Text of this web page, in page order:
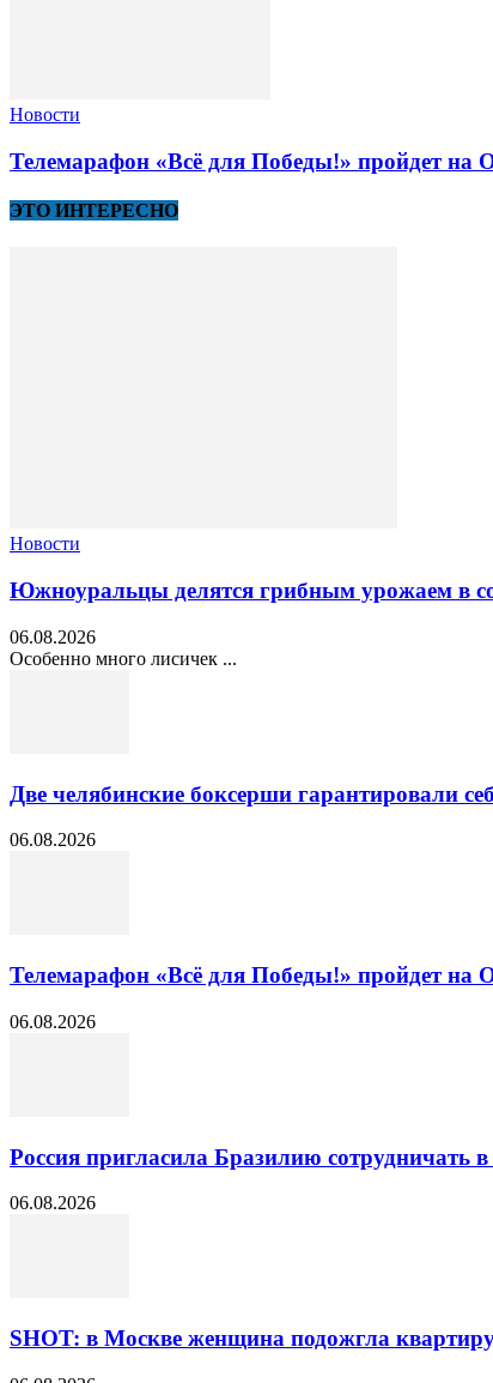
Новости
Телемарафон «Всё для Победы!» пройдет на
ЭТО ИНТЕРЕСНО
Новости
Южноуральцы делятся грибным урожаем в
06.08.2026
Особенно много лисичек ...
Две челябинские боксерши гарантировали
06.08.2026
Телемарафон «Всё для Победы!» пройдет на
06.08.2026
Россия пригласила Бразилию сотрудничать
06.08.2026
SHOT: в Москве женщина подожгла